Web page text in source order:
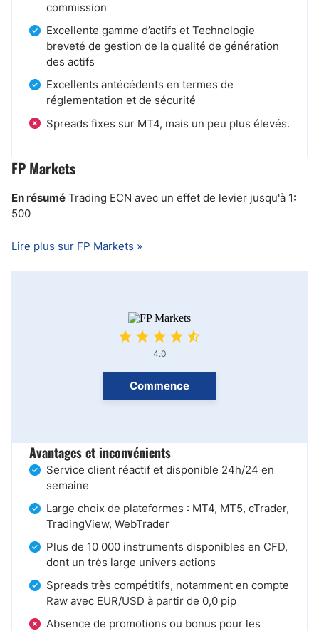
commission
Excellente gamme d’actifs et Technologie
breveté de gestion de la qualité de génération
des actifs
Excellents antécédents en termes de
réglementation et de sécurité
Spreads fixes sur MT4, mais un peu plus élevés.
FP Markets
En résumé Trading ECN avec un effet de levier jusqu'à 1:
500
Lire plus sur FP Markets »
4.0
Commence
Avantages et inconvénients
Service client réactif et disponible 24h/24 en
semaine
Large choix de plateformes : MT4, MT5, cTrader,
TradingView, WebTrader
Plus de 10 000 instruments disponibles en CFD,
dont un très large univers actions
Spreads très compétitifs, notamment en compte
Raw avec EUR/USD à partir de 0,0 pip
Absence de promotions ou bonus pour les